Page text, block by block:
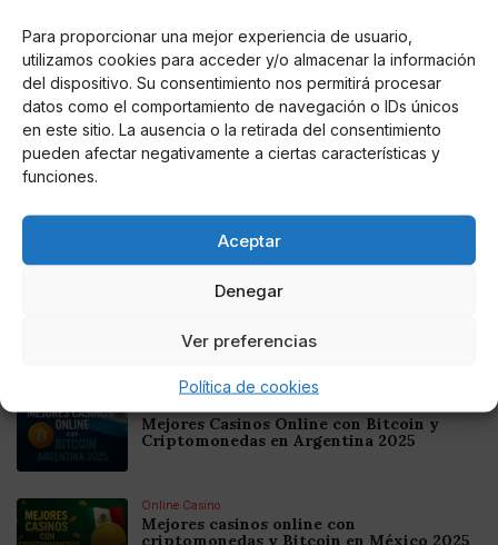
Para proporcionar una mejor experiencia de usuario,
utilizamos cookies para acceder y/o almacenar la información
del dispositivo. Su consentimiento nos permitirá procesar
datos como el comportamiento de navegación o IDs únicos
en este sitio. La ausencia o la retirada del consentimiento
pueden afectar negativamente a ciertas características y
funciones.
Aceptar
Denegar
Ver preferencias
Política de cookies
AUTOR
GA. Mañanes
Noticias relacionadas
Colombia 2025: Bitcoin Casinos
Mejores Casinos Online con Bitcoin y
Criptomonedas en Argentina 2025
Online Casino
Mejores casinos online con
criptomonedas y Bitcoin en México 2025